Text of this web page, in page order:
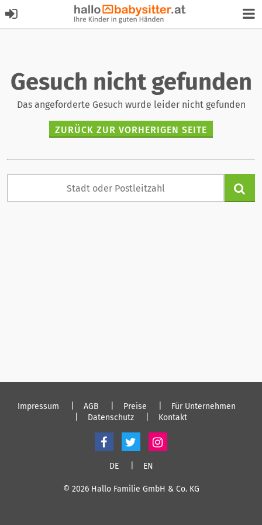
Gesuch nicht gefunden
Das angeforderte Gesuch wurde leider nicht gefunden
ZURÜCK ZUR VORHERIGEN SEITE
Impressum AGB Preise
Für Unternehmen
Datenschutz
Kontakt
DE EN
© 2026 Hallo Familie GmbH & Co. KG